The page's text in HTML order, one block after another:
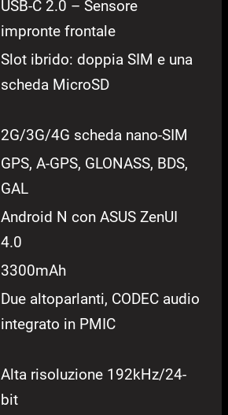
USB-C 2.0 – Sensore
impronte frontale
Slot ibrido: doppia SIM e una
scheda MicroSD
2G/3G/4G scheda nano-SIM
GPS, A-GPS, GLONASS, BDS,
GAL
Android N con ASUS ZenUI
4.0
3300mAh
Due altoparlanti, CODEC audio
integrato in PMIC
Alta risoluzione 192kHz/24-
bit